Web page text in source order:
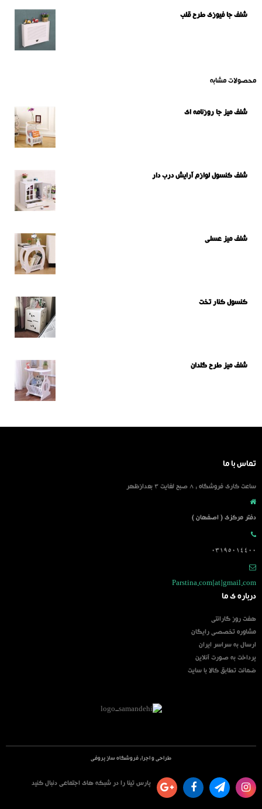
شلف جا فیوزی طرح قلب
محصولات مشابه
شلف میز جا روزنامه ای
شلف کنسول لوازم آرایش درب دار
شلف میز عسلی
کنسول کنار تخت
شلف میز طرح گلدان
تماس با ما
ساعت کاری فروشگاه : 8 صبح لغایت 3 بعدازظهر
دفتر مرکزی ( اصفهان )
03195014400
Parstina.com[at]gmail.com
درباره ی ما
هفت روز گارانتی
مشاوره تخصصی رایگان
ارسال به سراسر ایران
پرداخت به صورت آنلاین
ضمانت تطابق کالا با سایت
طراحی و اجرا:فروشگاه ساز پروفی
پارس تینا را در شبکه های اجتماعی دنبال کنید